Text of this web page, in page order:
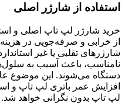
استفاده از شارژر اصلی
خرید شارژر لپ تاپ اصلی و
از خرابی و صرفه‌جویی در
شارژرهای تقلبی یا غیر
نامناسب، باعث آسیب به
دستگاه می‌شوند. این موضوع
افزایش عمر باتری لپ تاپ و
لپ تاپ بدون نگرانی خواهد شد.